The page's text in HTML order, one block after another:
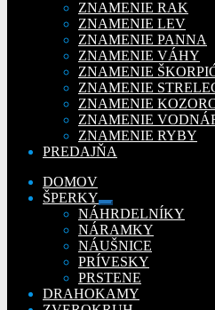
ZNAMENIE RAK
ZNAMENIE LEV
ZNAMENIE PANNA
ZNAMENIE VÁHY
ZNAMENIE
ZNAMENIE
ZNAMENIE
ZNAMENIE
ZNAMENIE RYBY
PREDAJŇA
DOMOV
ŠPERKY
Rozbaliť
podradené
menu
NÁHRDELNÍKY
NÁRAMKY
NÁUŠNICE
PRÍVESKY
PRSTENE
DRAHOKAMY